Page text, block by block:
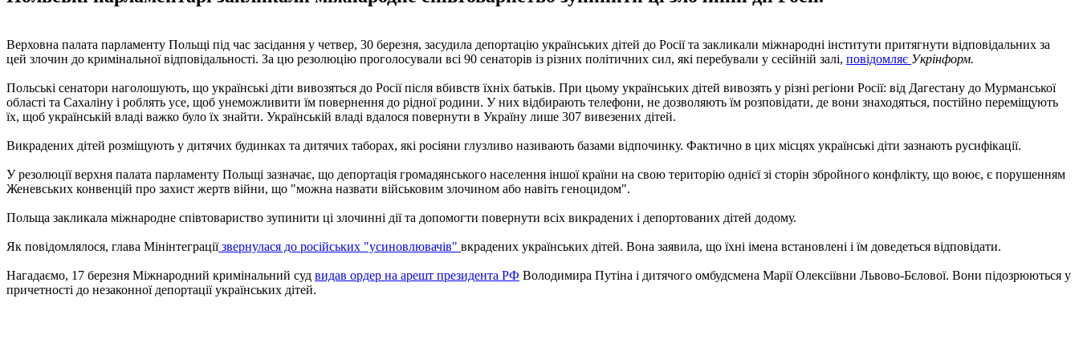
Верховна палата парламенту Польщі під час засідання у четвер, 30 березня, засудила депортацію українських дітей до Росії та закликали міжнародні інститути притягнути відповідальних за
цей злочин до кримінальної відповідальності. За цю резолюцію проголосували всі 90 сенаторів із різних політичних сил, які перебували у сесійній залі, повідомляє Укрінформ.
Польські сенатори наголошують, що українські діти вивозяться до Росії після вбивств їхніх батьків. При цьому українських дітей вивозять у різні регіони Росії: від Дагестану до Мурманської
області та Сахаліну і роблять усе, щоб унеможливити їм повернення до рідної родини. У них відбирають телефони, не дозволяють їм розповідати, де вони знаходяться, постійно переміщують
їх, щоб українській владі важко було їх знайти. Українській владі вдалося повернути в Україну лише 307 вивезених дітей.
Викрадених дітей розміщують у дитячих будинках та дитячих таборах, які росіяни глузливо називають базами відпочинку. Фактично в цих місцях українські діти зазнають русифікації.
У резолюції верхня палата парламенту Польщі зазначає, що депортація громадянського населення іншої країни на свою територію однієї зі сторін збройного конфлікту, що воює, є порушенням
Женевських конвенцій про захист жертв війни, що "можна назвати військовим злочином або навіть геноцидом".
Польща закликала міжнародне співтовариство зупинити ці злочинні дії та допомогти повернути всіх викрадених і депортованих дітей додому.
Як повідомлялося, глава Мінінтеграціїзвернулася до російських "усиновлювачів" вкрадених українських дітей. Вона заявила, що їхні імена встановлені і їм доведеться відповідати.
Нагадаємо, 17 березня Міжнародний кримінальний суд видав ордер на арешт президента РФ Володимира Путіна і дитячого омбудсмена Марії Олексіївни Львово-Бєлової. Вони підозрюються у
причетності до незаконної депортації українських дітей.